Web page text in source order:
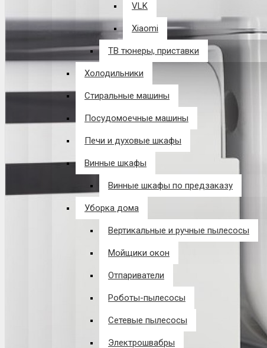
VLK
Xiaomi
ТВ тюнеры, приставки
Холодильники
Стиральные машины
Посудомоечные машины
Печи и духовые шкафы
Винные шкафы
Винные шкафы по предзаказу
Уборка дома
Вертикальные и ручные пылесосы
Мойщики окон
Отпариватели
Роботы-пылесосы
Сетевые пылесосы
Электрошвабры